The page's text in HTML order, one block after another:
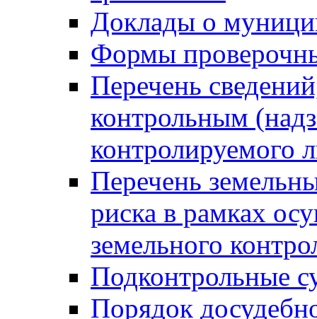
Доклады о
Формы
Перечень
контрольным
контролируемого
Перечень
риска в рамках
земельного
Подконтрольные
Порядок